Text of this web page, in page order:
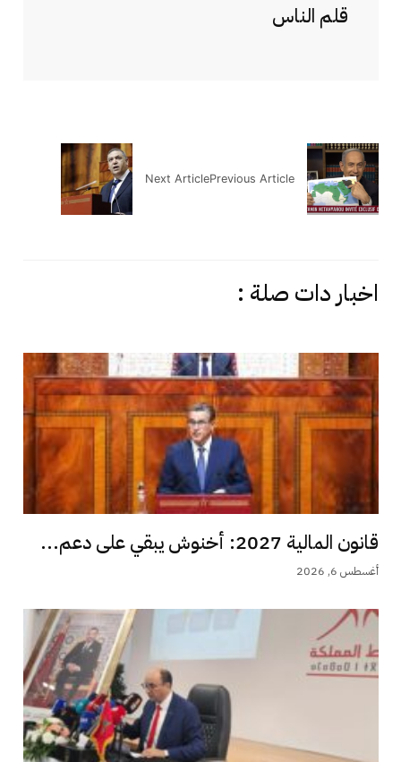
قلم الناس
Previous Article
Next Article
اخبار دات صلة :
قانون المالية 2027: أخنوش يبقي على دعم...
أغسطس 6, 2026